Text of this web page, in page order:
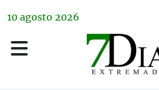
10 agosto 2026